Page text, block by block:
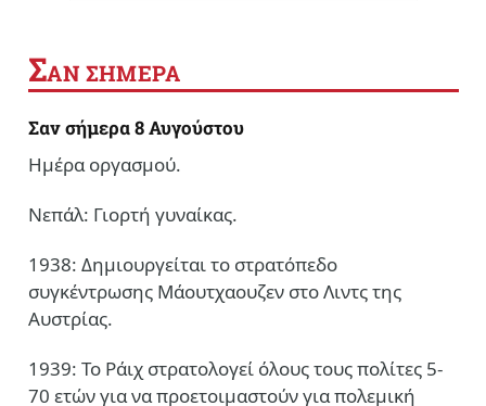
ΣΑΝ ΣΗΜΕΡΑ
Σαν σήμερα 8 Αυγούστου
Ημέρα οργασμού.
Νεπάλ: Γιορτή γυναίκας.
1938: Δημιουργείται το στρατόπεδο
συγκέντρωσης Μάουτχαουζεν στο Λιντς της
Αυστρίας.
1939: Το Ράιχ στρατολογεί όλους τους πολίτες 5-
70 ετών για να προετοιμαστούν για πολεμική